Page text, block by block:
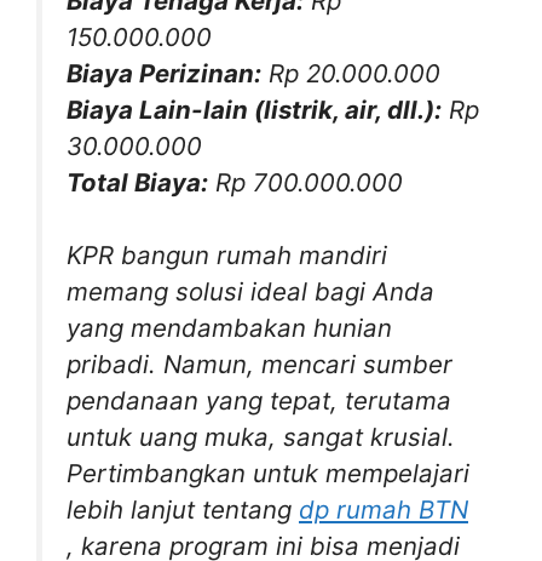
150.000.000
Biaya Perizinan: Rp 20.000.000
Biaya Lain-lain (listrik, air, dll.): Rp
30.000.000
Total Biaya: Rp 700.000.000
KPR bangun rumah mandiri
memang solusi ideal bagi Anda
yang mendambakan hunian
pribadi. Namun, mencari sumber
pendanaan yang tepat, terutama
untuk uang muka, sangat krusial.
Pertimbangkan untuk mempelajari
lebih lanjut tentang dp rumah BTN
, karena program ini bisa menjadi